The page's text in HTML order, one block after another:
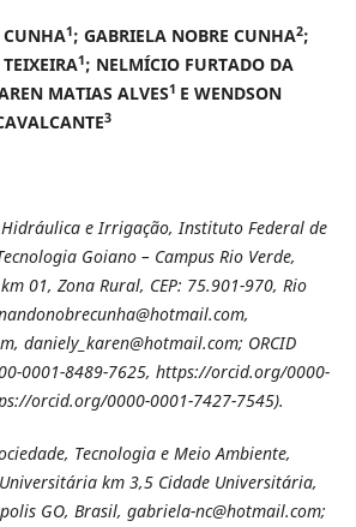
CUNHA1; GABRIELA NOBRE CUNHA2;
1; NELMÍCIO FURTADO DA
MATIAS ALVES1 E WENDSON
3
e Irrigação, Instituto Federal de
Goiano – Campus Rio Verde,
01, Zona Rural, CEP: 75.901-970, Rio
daniely_karen@hotmail.com; ORCID
0001-8489-7625, https://orcid.org/0000-
orcid.org/0000-0001-7427-7545).
Tecnologia e Meio Ambiente,
Universitária km 3,5 Cidade Universitária,
GO, Brasil, gabriela-nc@hotmail.com;